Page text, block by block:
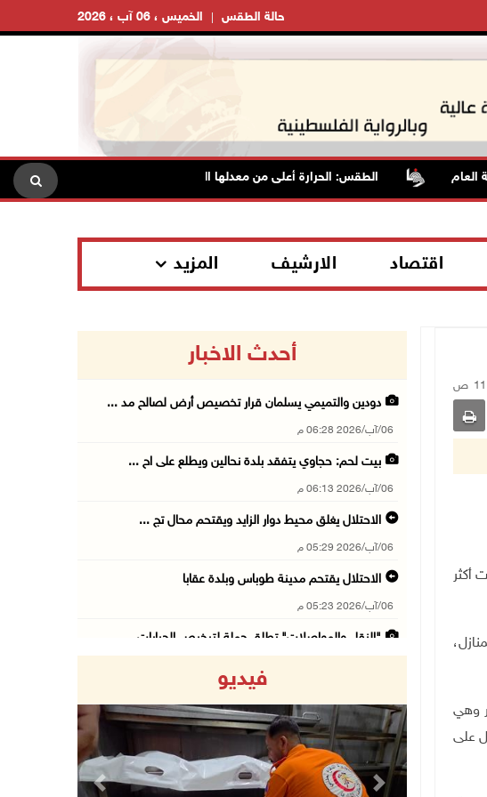
الخميس ، 06 آب ، 2026 حالة الطقس
الطقس: الحرارة أعلى من معدلها السنوي العام الاحتلال
اقتصاد الارشيف المزيد
أكثر
وهي
على
أحدث الاخبار
دودين والتميمي يسلمان قرار تخصيص أرض لصالح مد ...
06/آب/2026 06:28 م
بيت لحم: حجاوي يتفقد بلدة نحالين ويطلع على اح ...
06/آب/2026 06:13 م
الاحتلال يغلق محيط دوار الزايد ويقتحم محال تج ...
06/آب/2026 05:29 م
الاحتلال يقتحم مدينة طوباس وبلدة عقابا
06/آب/2026 05:23 م
"النقل والمواصلات" تطلق حملة لترخيص الجرارات ...
06/آب/2026 04:33 م
16 إصابة منذ بدء عدوان الاحتلال على مخيم قلند ...
06/آب/2026 04:26 م
فيديو
Previous Next